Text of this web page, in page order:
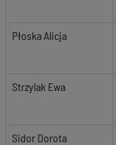
Płoska Alicja
Strzylak Ewa
Sidor Dorota